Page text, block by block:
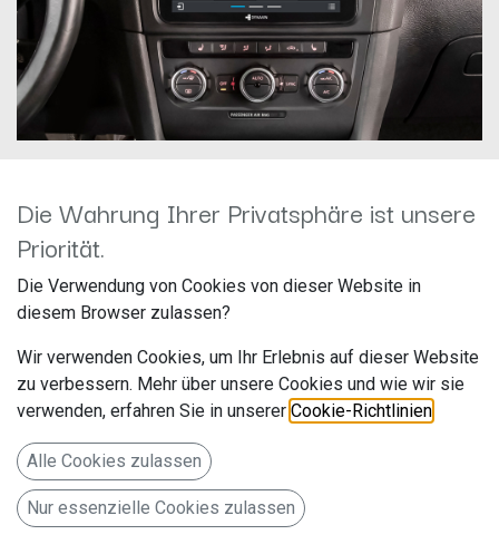
Dynavin D9-V8 Flex
Seat/VW/Skoda
Hersteller: Dynavin
Artikelnummer: D9-V8 Flex
Dynavin Android Autoradio für VW | Skoda | Seat mit 4 x
100 W Class-D Verstärker, 8 Zoll Display (hochauflösend),
integriertes DAB, Apple CarPlay und Android Auto
Die Wahrung Ihrer Privatsphäre ist unsere
Priorität.
Die Verwendung von Cookies von dieser Website in
diesem Browser zulassen?
Wir verwenden Cookies, um Ihr Erlebnis auf dieser Website
zu verbessern. Mehr über unsere Cookies und wie wir sie
verwenden, erfahren Sie in unserer Cookie-Richtlinien
Alle Cookies zulassen
Nur essenzielle Cookies zulassen